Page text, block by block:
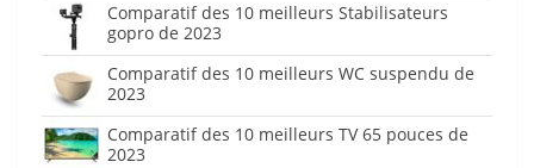
Comparatif des 10 meilleurs Stabilisateurs
gopro de 2023
Comparatif des 10 meilleurs WC suspendu de
2023
Comparatif des 10 meilleurs TV 65 pouces de
2023